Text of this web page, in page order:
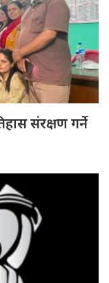
संरक्षण गर्ने